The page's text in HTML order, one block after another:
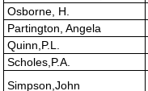
Osborne, H.
Partington, Angela
Quinn,P.L.
Scholes,P.A.
Simpson,John